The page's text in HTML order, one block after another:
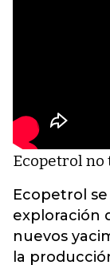
Ecopetrol no
Ecopetrol
exploración
nuevos
la